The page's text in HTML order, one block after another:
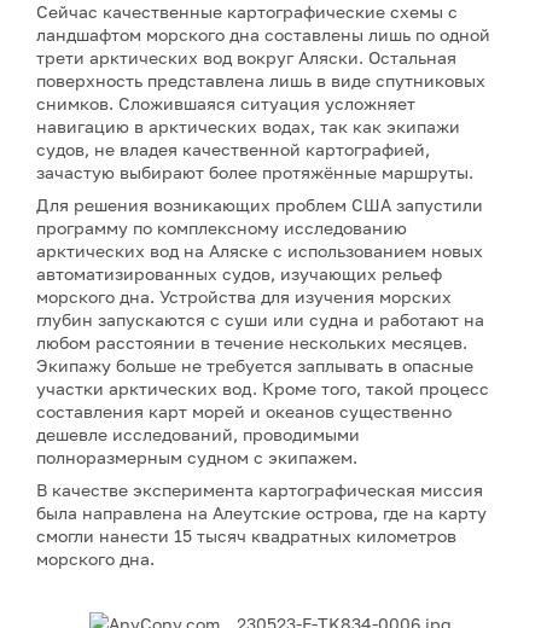
Сейчас качественные картографические схемы с
ландшафтом морского дна составлены лишь по одной
трети арктических вод вокруг Аляски. Остальная
поверхность представлена лишь в виде спутниковых
снимков. Сложившаяся ситуация усложняет
навигацию в арктических водах, так как экипажи
судов, не владея качественной картографией,
зачастую выбирают более протяжённые маршруты.
Для решения возникающих проблем США запустили
программу по комплексному исследованию
арктических вод на Аляске с использованием новых
автоматизированных судов, изучающих рельеф
морского дна. Устройства для изучения морских
глубин запускаются с суши или судна и работают на
любом расстоянии в течение нескольких месяцев.
Экипажу больше не требуется заплывать в опасные
участки арктических вод. Кроме того, такой процесс
составления карт морей и океанов существенно
дешевле исследований, проводимыми
полноразмерным судном с экипажем.
В качестве эксперимента картографическая миссия
была направлена на Алеутские острова, где на карту
смогли нанести 15 тысяч квадратных километров
морского дна.